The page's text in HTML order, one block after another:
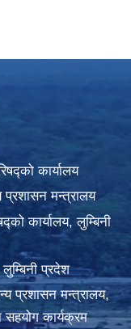
कार्यालय
प्रशासन मन्त्रालय
कार्यालय, लुम्बिनी
प्रदेश
प्रशासन मन्त्रालय,
कार्यक्रम